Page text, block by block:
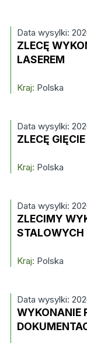
Data wysylki:
ZLECĘ
LASEREM
Kraj: Polska
Data wysylki:
ZLECĘ
Kraj: Polska
Data wysylki:
ZLECIMY
STALOWYCH
Kraj: Polska
Data wysylki:
WYKONANIE